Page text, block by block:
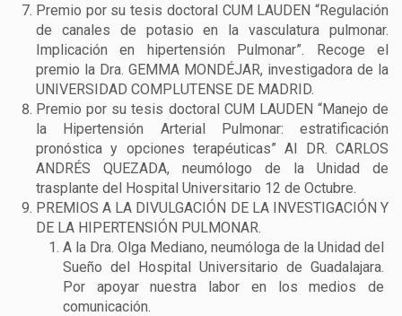
Premio por su tesis doctoral CUM LAUDEN “Regulación
de canales de potasio en la vasculatura pulmonar.
Implicación en hipertensión Pulmonar”. Recoge el
premio la Dra. GEMMA MONDÉJAR, investigadora de la
UNIVERSIDAD COMPLUTENSE DE MADRID.
Premio por su tesis doctoral CUM LAUDEN “Manejo de
la Hipertensión Arterial Pulmonar: estratificación
pronóstica y opciones terapéuticas” Al DR. CARLOS
ANDRÉS QUEZADA, neumólogo de la Unidad de
trasplante del Hospital Universitario 12 de Octubre.
PREMIOS A LA DIVULGACIÓN DE LA INVESTIGACIÓN Y
DE LA HIPERTENSIÓN PULMONAR.
A la Dra. Olga Mediano, neumóloga de la Unidad del
Sueño del Hospital Universitario de Guadalajara.
Por apoyar nuestra labor en los medios de
comunicación.